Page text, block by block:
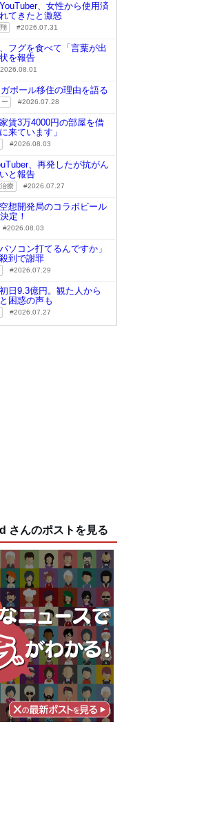
、女性から使用済
てきたと激怒
2026.07.31
フグを食べて「言葉が出
を報告
2026.08.01
ポール移住の理由を語る
ー 2026.07.28
賃3万4000円の部屋を借
来ています」
2026.08.03
、再発したが抗がん
と報告
療 2026.07.27
想開発局のコラボビール
定！
2026.08.03
ソコン打てるんですか」
到で謝罪
2026.07.29
日9.3億円。観た人から
困惑の声も
2026.07.27
さんのポストを見る